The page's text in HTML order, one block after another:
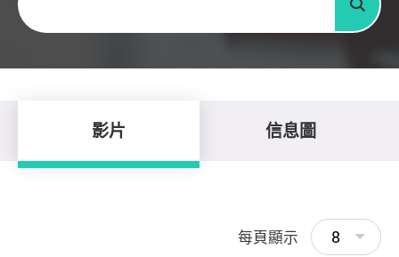
搜尋
影片 信息圖
每頁顯示 8